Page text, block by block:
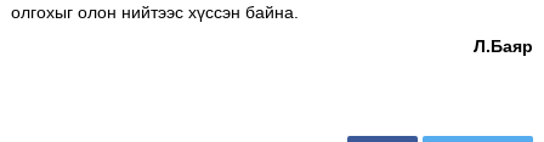
олгохыг олон нийтээс хүссэн байна.
Л.Баяр